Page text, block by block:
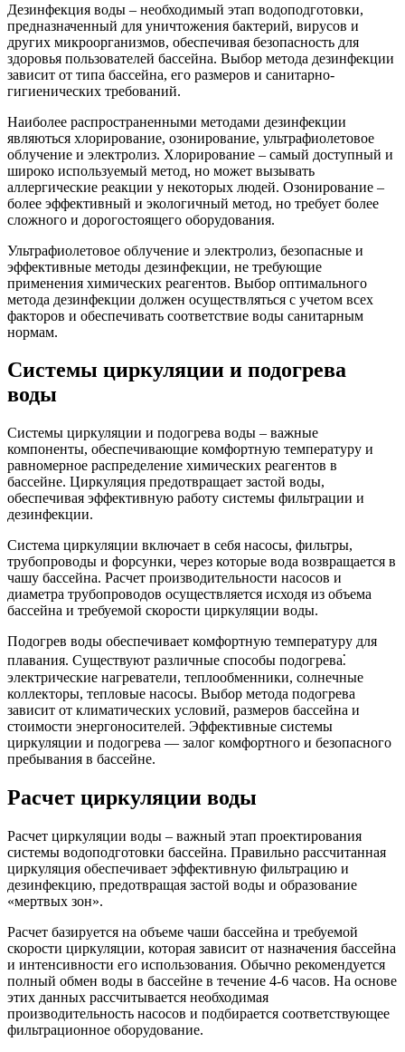
Дезинфекция воды – необходимый этап водоподготовки,
предназначенный для уничтожения бактерий, вирусов и
других микроорганизмов, обеспечивая безопасность для
здоровья пользователей бассейна. Выбор метода дезинфекции
зависит от типа бассейна, его размеров и санитарно-
гигиенических требований.
Наиболее распространенными методами дезинфекции
являються хлорирование, озонирование, ультрафиолетовое
облучение и электролиз. Хлорирование – самый доступный и
широко используемый метод, но может вызывать
аллергические реакции у некоторых людей. Озонирование –
более эффективный и экологичный метод, но требует более
сложного и дорогостоящего оборудования.
Ультрафиолетовое облучение и электролиз, безопасные и
эффективные методы дезинфекции, не требующие
применения химических реагентов. Выбор оптимального
метода дезинфекции должен осуществляться с учетом всех
факторов и обеспечивать соответствие воды санитарным
нормам.
Системы циркуляции и подогрева
воды
Системы циркуляции и подогрева воды – важные
компоненты, обеспечивающие комфортную температуру и
равномерное распределение химических реагентов в
бассейне. Циркуляция предотвращает застой воды,
обеспечивая эффективную работу системы фильтрации и
дезинфекции.
Система циркуляции включает в себя насосы, фильтры,
трубопроводы и форсунки, через которые вода возвращается в
чашу бассейна. Расчет производительности насосов и
диаметра трубопроводов осуществляется исходя из объема
бассейна и требуемой скорости циркуляции воды.
Подогрев воды обеспечивает комфортную температуру для
плавания. Существуют различные способы подогрева⁚
электрические нагреватели, теплообменники, солнечные
коллекторы, тепловые насосы. Выбор метода подогрева
зависит от климатических условий, размеров бассейна и
стоимости энергоносителей. Эффективные системы
циркуляции и подогрева — залог комфортного и безопасного
пребывания в бассейне.
Расчет циркуляции воды
Расчет циркуляции воды – важный этап проектирования
системы водоподготовки бассейна. Правильно рассчитанная
циркуляция обеспечивает эффективную фильтрацию и
дезинфекцию, предотвращая застой воды и образование
«мертвых зон».
Расчет базируется на объеме чаши бассейна и требуемой
скорости циркуляции, которая зависит от назначения бассейна
и интенсивности его использования. Обычно рекомендуется
полный обмен воды в бассейне в течение 4-6 часов. На основе
этих данных рассчитывается необходимая
производительность насосов и подбирается соответствующее
фильтрационное оборудование.